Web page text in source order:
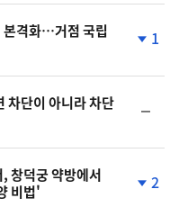
상
격화…거점 국립
하
1
차단이 아니라 차단
일
창덕궁 약방에서
비법'
2